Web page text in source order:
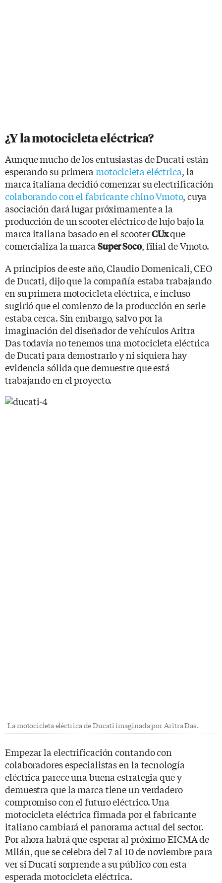
¿Y la motocicleta eléctrica?
Aunque mucho de los entusiastas de Ducati están
esperando su primera motocicleta eléctrica, la
marca italiana decidió comenzar su electrificación
colaborando con el fabricante chino Vmoto, cuya
asociación dará lugar próximamente a la
producción de un scooter eléctrico de lujo bajo la
marca italiana basado en el scooterCUxque
comercializa la marca Super Soco, filial de Vmoto.
A principios de este año, Claudio Domenicali, CEO
de Ducati, dijo que la compañía estaba trabajando
en su primera motocicleta eléctrica, e incluso
sugirió que el comienzo de la producción en serie
estaba cerca. Sin embargo, salvo por la
imaginación del diseñador de vehículos Aritra
Das todavía no tenemos una motocicleta eléctrica
de Ducati para demostrarlo y ni siquiera hay
evidencia sólida que demuestre que está
trabajando en el proyecto.
La motocicleta eléctrica de Ducati imaginada por Aritra Das.
Empezar la electrificación contando con
colaboradores especialistas en la tecnología
eléctrica parece una buena estrategia que y
demuestra que la marca tiene un verdadero
compromiso con el futuro eléctrico. Una
motocicleta eléctrica firmada por el fabricante
italiano cambiará el panorama actual del sector.
Por ahora habrá que esperar al próximo EICMA de
Milán, que se celebra del 7 al 10 de noviembre para
ver si Ducati sorprende a su público con esta
esperada motocicleta eléctrica.